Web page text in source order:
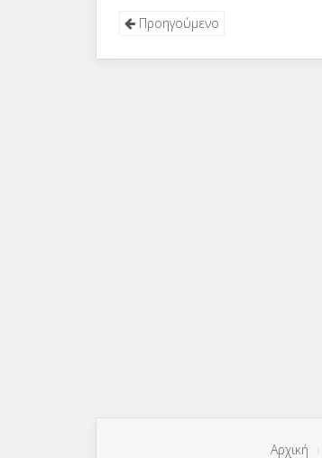
Προηγούμενο
Αρχική